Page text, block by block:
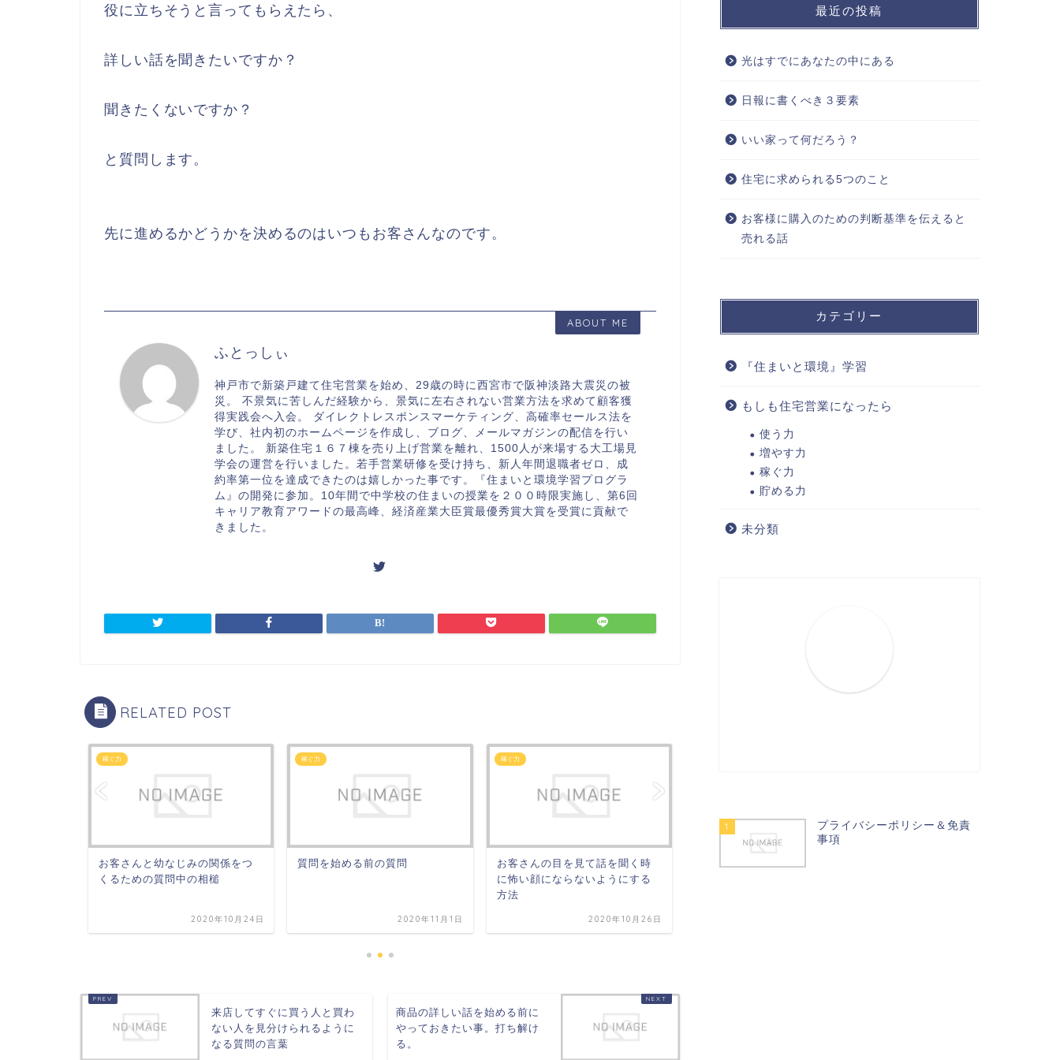
役に立ちそうと言ってもらえたら、
詳しい話を聞きたいですか？
聞きたくないですか？
と質問します。
先に進めるかどうかを決めるのはいつもお客さんなのです。
ABOUT ME
ふとっしぃ
神戸市で新築戸建て住宅営業を始め、29歳の時に西宮市で阪神淡路大震災の被
災。 不景気に苦しんだ経験から、景気に左右されない営業方法を求めて顧客獲
得実践会へ入会。 ダイレクトレスポンスマーケティング、高確率セールス法を
学び、社内初のホームページを作成し、ブログ、メールマガジンの配信を行い
ました。 新築住宅１６７棟を売り上げ営業を離れ、1500人が来場する大工場見
学会の運営を行いました。若手営業研修を受け持ち、新人年間退職者ゼロ、成
約率第一位を達成できたのは嬉しかった事です。『住まいと環境学習プログラ
ム』の開発に参加。10年間で中学校の住まいの授業を２００時限実施し、第6回
キャリア教育アワードの最高峰、経済産業大臣賞最優秀賞大賞を受賞に貢献で
きました。
RELATED POST
稼ぐ力
お客さんと幼なじみの関係をつ
くるための質問中の相槌
2020年10月24日
稼ぐ力
質問を始める前の質問
2020年11月1日
稼ぐ力
お客さんの目を見て話を聞く時
に怖い顔にならないようにする
方法
2020年10月26日
お客さんと幼なじみの関係をつ
来店してすぐに買う人と買わ
ない人を見分けられるように
なる質問の言葉
商品の詳しい話を始める前に
やっておきたい事。打ち解け
る。
最近の投稿
光はすでにあなたの中にある
日報に書くべき３要素
いい家って何だろう？
住宅に求められる5つのこと
お客様に購入のための判断基準を伝えると
売れる話
カテゴリー
『住まいと環境』学習
もしも住宅営業になったら
使う力
増やす力
稼ぐ力
貯める力
未分類
1
プライバシーポリシー＆免責
事項